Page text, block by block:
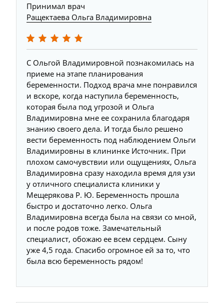
Принимал врач
Ращектаева Ольга Владимировна
С Ольгой Владимировной познакомилась на
приеме на этапе планирования
беременности. Подход врача мне понравился
и вскоре, когда наступила беременность,
которая была под угрозой и Ольга
Владимировна мне ее сохранила благодаря
знанию своего дела. И тогда было решено
вести беременность под наблюдением Ольги
Владимировны в клининке Источник. При
плохом самочувствии или ощущениях, Ольга
Владимировна сразу находила время для узи
у отличного специалиста клиники у
Мещерякова Р. Ю. Беременность прошла
быстро и достаточно легко. Ольга
Владимировна всегда была на связи со мной,
и после родов тоже. Замечательный
специалист, обожаю ее всем сердцем. Сыну
уже 4,5 года. Спасибо огромное ей за то, что
была всю беременность рядом!